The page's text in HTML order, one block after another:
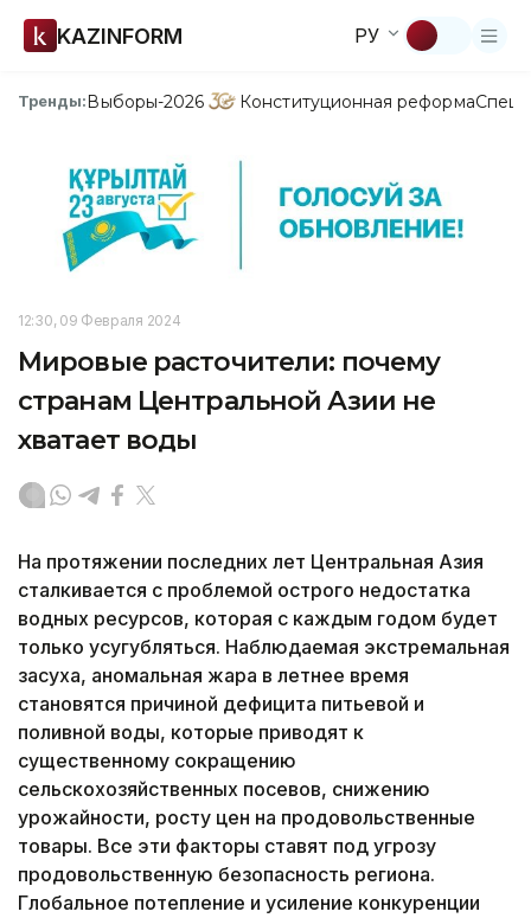
KAZINFORM РУ
Тренды:Выборы-2026 Конституционная реформа
12:30, 09 Февраля 2024
Мировые расточители: почему
странам Центральной Азии не
хватает воды
На протяжении последних лет Центральная Азия
сталкивается с проблемой острого недостатка
водных ресурсов, которая с каждым годом будет
только усугубляться. Наблюдаемая экстремальная
засуха, аномальная жара в летнее время
становятся причиной дефицита питьевой и
поливной воды, которые приводят к
существенному сокращению
сельскохозяйственных посевов, снижению
урожайности, росту цен на продовольственные
товары. Все эти факторы ставят под угрозу
продовольственную безопасность региона.
Глобальное потепление и усиление конкуренции